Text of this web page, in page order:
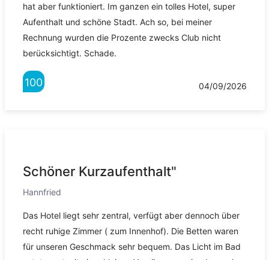
hat aber funktioniert. Im ganzen ein tolles Hotel, super
Aufenthalt und schöne Stadt. Ach so, bei meiner
Rechnung wurden die Prozente zwecks Club nicht
berücksichtigt. Schade.
100 04/09/2026
Schöner Kurzaufenthalt"
Hannfried
Das Hotel liegt sehr zentral, verfügt aber dennoch über
recht ruhige Zimmer ( zum Innenhof). Die Betten waren
für unseren Geschmack sehr bequem. Das Licht im Bad